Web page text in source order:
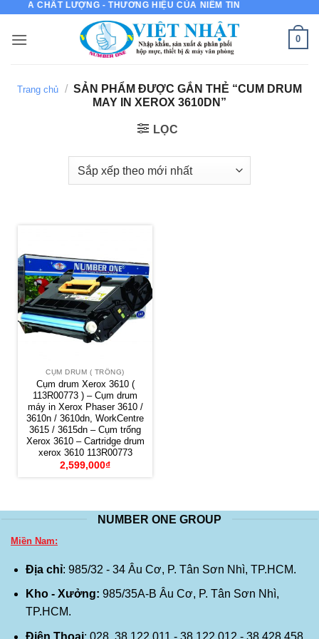
nội
CỦA CHẤT LƯỢNG - THƯƠNG HIỆU CỦA NIỀM TIN
0
Trang chủ / SẢN PHẨM ĐƯỢC GẮN THẺ “CUM DRUM
MAY IN XEROX 3610DN”
LỌC
CỤM DRUM ( TRỐNG)
Cụm drum Xerox 3610 (
113R00773 ) – Cụm drum
máy in Xerox Phaser 3610 /
3610n / 3610dn, WorkCentre
3615 / 3615dn – Cụm trống
Xerox 3610 – Cartridge drum
xerox 3610 113R00773
2,599,000₫
NUMBER ONE GROUP
Miền Nam:
Địa chỉ: 985/32 - 34 Âu Cơ, P. Tân Sơn Nhì, TP.HCM.
Kho - Xưởng: 985/35A-B Âu Cơ, P. Tân Sơn Nhì,
TP.HCM.
Điện Thoại: 028. 38 122 011 - 38 122 012 - 38 428 458